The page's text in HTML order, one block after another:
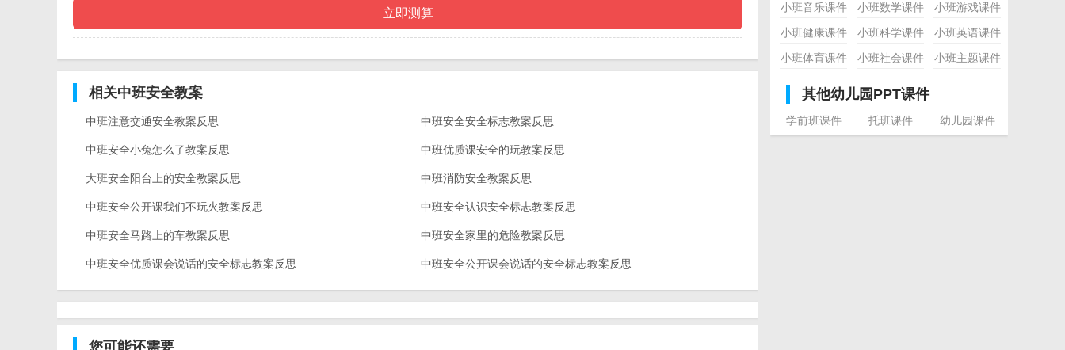
相关中班安全教案
中班注意交通安全教案反思 中班安全安全标志教案反思
中班安全小兔怎么了教案反思 中班优质课安全的玩教案反思
大班安全阳台上的安全教案反思 中班消防安全教案反思
中班安全公开课我们不玩火教案反思 中班安全认识安全标志教案反思
中班安全马路上的车教案反思 中班安全家里的危险教案反思
中班安全优质课会说话的安全标志教案反思 中班安全公开课会说话的安全标志教案反思
您可能还需要
小班音乐课件
小班数学课件
小班游戏课件
小班健康课件
小班科学课件
小班英语课件
小班体育课件
小班社会课件 小班主题课件
其他幼儿园PPT课件
学前班课件 托班课件 幼儿园课件